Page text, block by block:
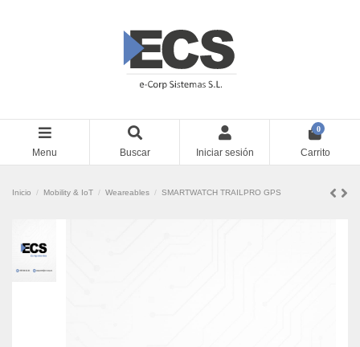
Menu Buscar Iniciar sesión
0
Carrito
Inicio Mobility & IoT Weareables SMARTWATCH TRAILPRO GPS